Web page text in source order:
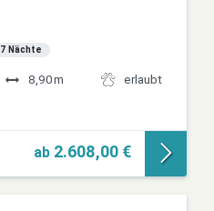
7 Nächte
8,90m erlaubt
ab 2.608,00 €